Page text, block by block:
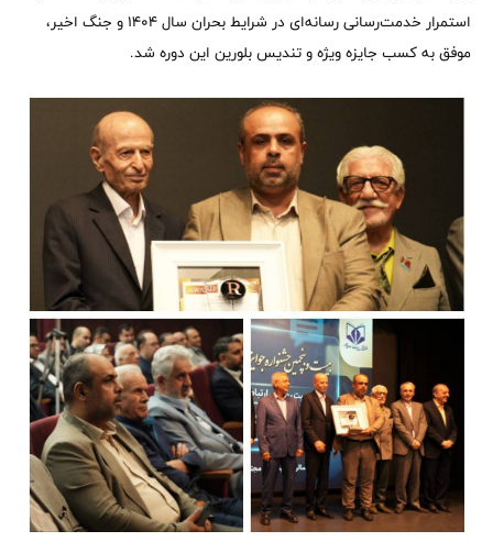
استمرار خدمت‌رسانی رسانه‌ای در شرایط بحران سال ۱۴۰۴ و جنگ اخیر،
موفق به کسب جایزه ویژه و تندیس بلورین این دوره شد.